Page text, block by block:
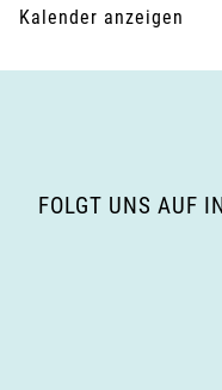
Kalender anzeigen
FOLGT UNS AUF